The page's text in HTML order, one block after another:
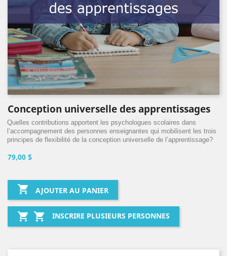
Conception universelle des apprentissages
Quelles contributions apportent les psychologues scolaires dans
l’accompagnement des personnes enseignantes qui mobilisent les trois
principes de flexibilité de la conception universelle de l’apprentissage?
79,00 $
 AJOUTER AU PANIER
  INSCRIRE PLUSIEURS PERSONNES